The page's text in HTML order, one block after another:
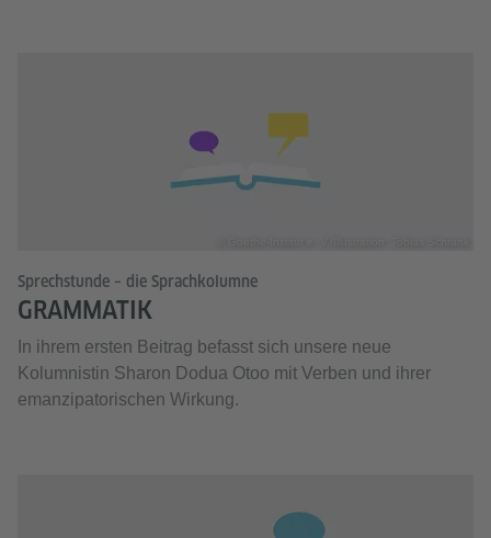
Sprechstunde – die Sprachkolumne
GRAMMATIK
In ihrem ersten Beitrag befasst sich unsere neue
Kolumnistin Sharon Dodua Otoo mit Verben und ihrer
emanzipatorischen Wirkung.